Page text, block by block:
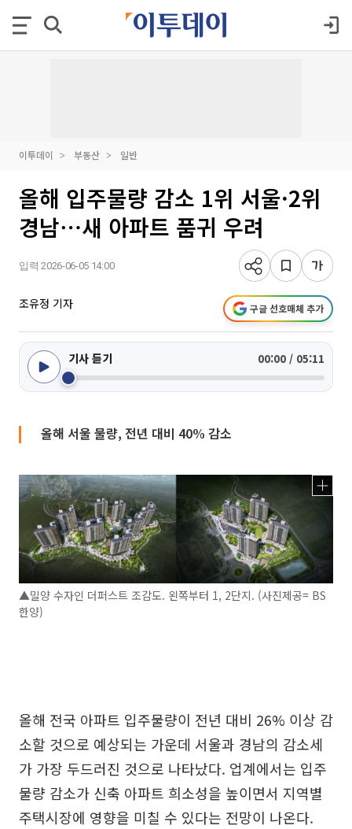
이투데이 부동산 일반
올해 입주물량 감소 1위 서울·2위
경남⋯새 아파트 품귀 우려
입력 2026-06-05 14:00
조유정 기자 구글 선호매체 추가
기사 듣기 00:00 / 05:11
올해 서울 물량, 전년 대비 40% 감소
▲밀양 수자인 더퍼스트 조감도. 왼쪽부터 1, 2단지. (사진제공= BS
한양)
올해 전국 아파트 입주물량이 전년 대비 26% 이상 감
소할 것으로 예상되는 가운데 서울과 경남의 감소세
가 가장 두드러진 것으로 나타났다. 업계에서는 입주
물량 감소가 신축 아파트 희소성을 높이면서 지역별
주택시장에 영향을 미칠 수 있다는 전망이 나온다.